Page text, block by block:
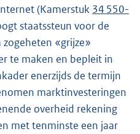
(Kamerstuk 34 550-
staatssteun voor de
«grijze»
te maken en bepleit in
enerzijds de termijn
marktinvesteringen
overheid rekening
met tenminste een jaar